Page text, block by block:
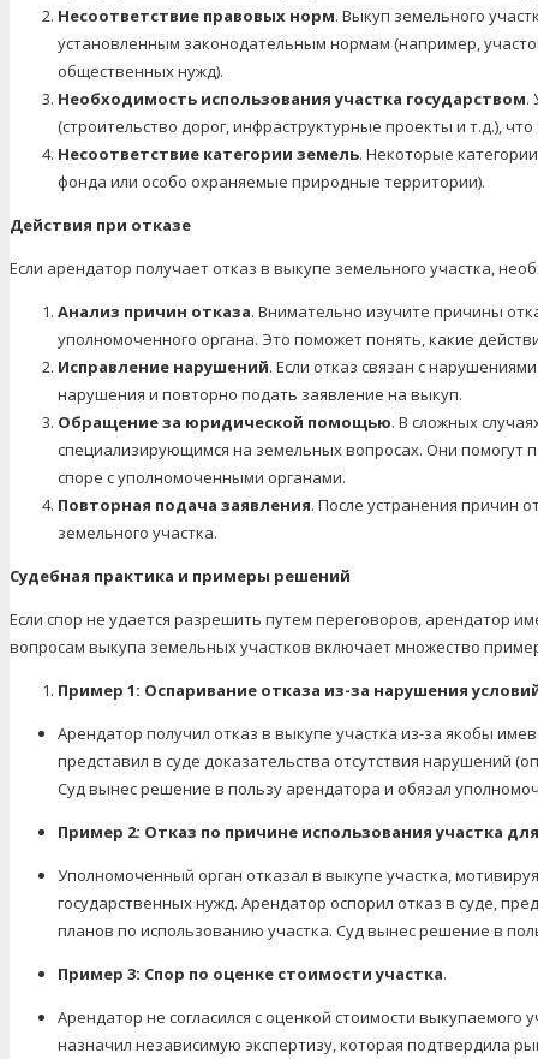
Несоответствие правовых норм. Выкуп земельного
установленным законодательным нормам (например,
общественных нужд).
Необходимость использования участка государством.
(строительство дорог, инфраструктурные проекты и т.д.),
Несоответствие категории земель. Некоторые
фонда или особо охраняемые природные территории).
Действия при отказе
Если арендатор получает отказ в выкупе земельного участка,
Анализ причин отказа. Внимательно изучите причины
уполномоченного органа. Это поможет понять, какие
Исправление нарушений. Если отказ связан с
нарушения и повторно подать заявление на выкуп.
Обращение за юридической помощью. В сложных
специализирующимся на земельных вопросах. Они помогут
споре с уполномоченными органами.
Повторная подача заявления. После устранения причин
земельного участка.
Судебная практика и примеры решений
Если спор не удается разрешить путем переговоров, арендатор
вопросам выкупа земельных участков включает множество
Пример 1: Оспаривание отказа из-за нарушения
Арендатор получил отказ в выкупе участка из-за якобы
представил в суде доказательства отсутствия нарушений
Суд вынес решение в пользу арендатора и обязал
Пример 2: Отказ по причине использования участка
Уполномоченный орган отказал в выкупе участка,
государственных нужд. Арендатор оспорил отказ в суде,
планов по использованию участка. Суд вынес решение в
Пример 3: Спор по оценке стоимости участка.
Арендатор не согласился с оценкой стоимости
назначил независимую экспертизу, которая подтвердила